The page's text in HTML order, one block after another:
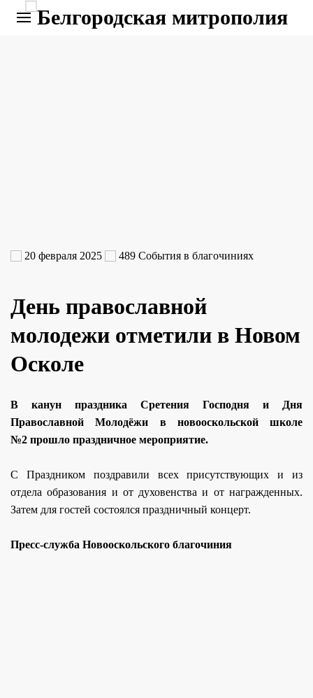
20 февраля 2025 489 События в благочиниях
День православной
молодежи отметили в Новом
Осколе
В канун праздника Сретения Господня и Дня
Православной Молодёжи в новооскольской школе
№2 прошло праздничное мероприятие.
С Праздником поздравили всех присутствующих и из
отдела образования и от духовенства и от награжденных.
Затем для гостей состоялся праздничный концерт.
Пресс-служба Новооскольского благочиния